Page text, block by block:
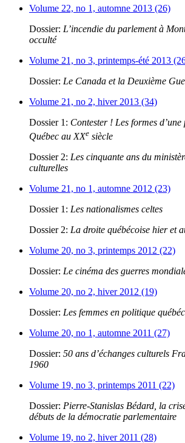
Volume 22, no 1, automne 2013 (26)
Dossier: L’incendie du parlement à
occulté
Volume 21, no 3, printemps-été 2013
Dossier: Le Canada et la Deuxième
Volume 21, no 2, hiver 2013 (34)
Dossier 1: Contester ! Les formes
Québec au XXe siècle
Dossier 2: Les cinquante ans du
culturelles
Volume 21, no 1, automne 2012 (23)
Dossier 1: Les nationalismes celtes
Dossier 2: La droite québécoise hier et
Volume 20, no 3, printemps 2012 (22)
Dossier: Le cinéma des guerres
Volume 20, no 2, hiver 2012 (19)
Dossier: Les femmes en politique
Volume 20, no 1, automne 2011 (27)
Dossier: 50 ans d’échanges culturels
1960
Volume 19, no 3, printemps 2011 (22)
Dossier: Pierre-Stanislas Bédard, la
débuts de la démocratie parlementaire
Volume 19, no 2, hiver 2011 (28)